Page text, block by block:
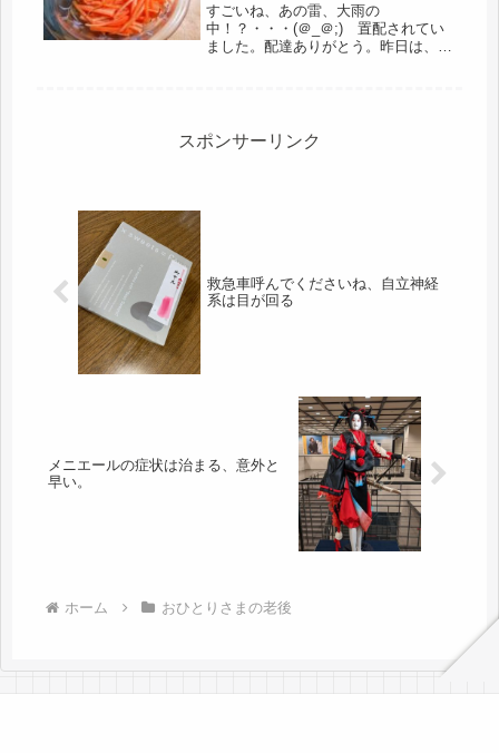
すごいね、あの雷、大雨の
中！？・・・(＠_＠;) 置配されてい
ました。配達ありがとう。昨日は、大
ていて...
スポンサーリンク
救急車呼んでくださいね、自立神経
系は目が回る
メニエールの症状は治まる、意外と
早い。
ホーム おひとりさまの老後